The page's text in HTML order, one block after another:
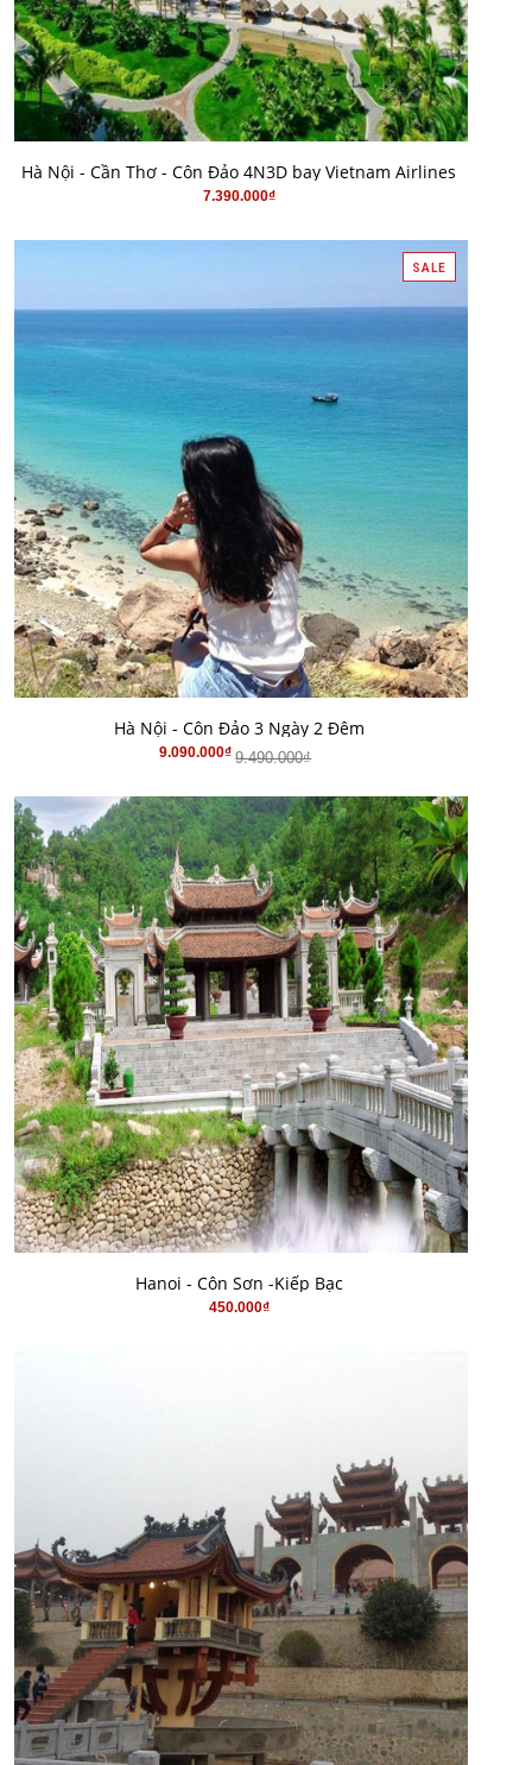
MUA HÀNG
Hà Nội - Cần Thơ - Côn Đảo 4N3D bay Vietnam Airlines
7.390.000₫
SALE
MUA HÀNG
Hà Nội - Côn Đảo 3 Ngày 2 Đêm
9.090.000₫ 9.490.000₫
MUA HÀNG
Hanoi - Côn Sơn -Kiếp Bạc
450.000₫